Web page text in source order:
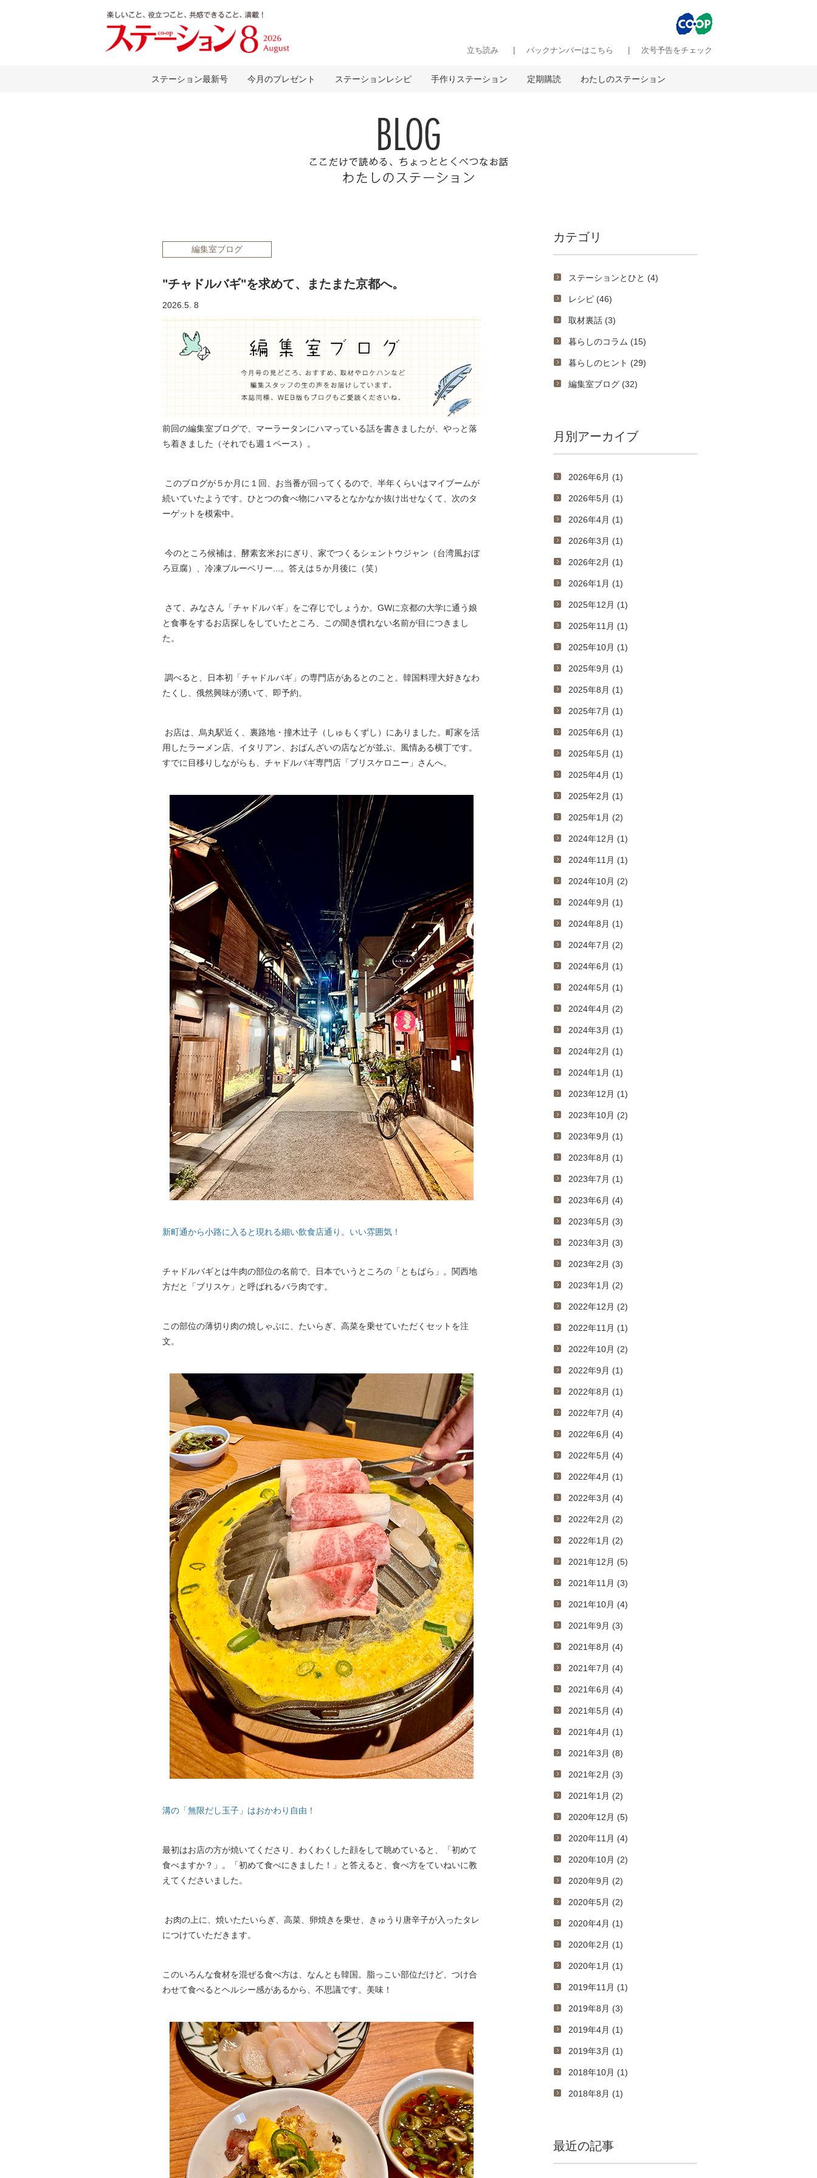
立ち読み バックナンバーはこちら 次号予告をチェック
ステーション最新号 今月のプレゼント ステーションレシピ 手作りステーション 定期購読 わたしのステーション
編集室ブログ
"チャドルバギ"を求めて、またまた京都へ。
2026.5. 8
前回の編集室ブログで、マーラータンにハマっている話を書きましたが、やっと落
ち着きました（それでも週１ペース）。
このブログが５か月に１回、お当番が回ってくるので、半年くらいはマイブームが
続いていたようです。ひとつの食べ物にハマるとなかなか抜け出せなくて、次のタ
ーゲットを模索中。
今のところ候補は、酵素玄米おにぎり、家でつくるシェントウジャン（台湾風おぼ
ろ豆腐）、冷凍ブルーベリー...。答えは５か月後に（笑）
さて、みなさん「チャドルバギ」をご存じでしょうか。 GWに京都の大学に通う娘
と食事をするお店探しをしていたところ、この聞き慣れない名前が目につきまし
た。
調べると、日本初「チャドルバギ」の専門店があるとのこと。韓国料理大好きなわ
たくし、俄然興味が湧いて、即予約。
お店は、烏丸駅近く、裏路地・撞木辻子（しゅもくずし）にありました。町家を活
用したラーメン店、イタリアン、おばんざいの店などが並ぶ、風情ある横丁です。
すでに目移りしながらも、チャドルバギ専門店「ブリスケロニー」さんへ。
新町通から小路に入ると現れる細い飲食店通り。いい雰囲気！
チャドルバギとは牛肉の部位の名前で、日本でいうところの「ともばら」。関西地
方だと「ブリスケ」と呼ばれるバラ肉です。
この部位の薄切り肉の焼しゃぶに、たいらぎ、高菜を乗せていただくセットを注
文。
溝の「無限だし玉子」はおかわり自由！
最初はお店の方が焼いてくださり、わくわくした顔をして眺めていると、「初めて
食べますか？」。「初めて食べにきました！」と答えると、食べ方をていねいに教
えてくださいました。
お肉の上に、焼いたたいらぎ、高菜、卵焼きを乗せ、きゅうり唐辛子が入ったタレ
につけていただきます。
このいろんな食材を混ぜる食べ方は、なんとも韓国。脂っこい部位だけど、つけ合
わせて食べるとヘルシー感があるから、不思議です。美味！
カテゴリ
ステーションとひと (4)
レシピ (46)
取材裏話 (3)
暮らしのコラム (15)
暮らしのヒント (29)
編集室ブログ (32)
月別アーカイブ
2026年6月 (1)
2026年5月 (1)
2026年4月 (1)
2026年3月 (1)
2026年2月 (1)
2026年1月 (1)
2025年12月 (1)
2025年11月 (1)
2025年10月 (1)
2025年9月 (1)
2025年8月 (1)
2025年7月 (1)
2025年6月 (1)
2025年5月 (1)
2025年4月 (1)
2025年2月 (1)
2025年1月 (2)
2024年12月 (1)
2024年11月 (1)
2024年10月 (2)
2024年9月 (1)
2024年8月 (1)
2024年7月 (2)
2024年6月 (1)
2024年5月 (1)
2024年4月 (2)
2024年3月 (1)
2024年2月 (1)
2024年1月 (1)
2023年12月 (1)
2023年10月 (2)
2023年9月 (1)
2023年8月 (1)
2023年7月 (1)
2023年6月 (4)
2023年5月 (3)
2023年3月 (3)
2023年2月 (3)
2023年1月 (2)
2022年12月 (2)
2022年11月 (1)
2022年10月 (2)
2022年9月 (1)
2022年8月 (1)
2022年7月 (4)
2022年6月 (4)
2022年5月 (4)
2022年4月 (1)
2022年3月 (4)
2022年2月 (2)
2022年1月 (2)
2021年12月 (5)
2021年11月 (3)
2021年10月 (4)
2021年9月 (3)
2021年8月 (4)
2021年7月 (4)
2021年6月 (4)
2021年5月 (4)
2021年4月 (1)
2021年3月 (8)
2021年2月 (3)
2021年1月 (2)
2020年12月 (5)
2020年11月 (4)
2020年10月 (2)
2020年9月 (2)
2020年5月 (2)
2020年4月 (1)
2020年2月 (1)
2020年1月 (1)
2019年11月 (1)
2019年8月 (3)
2019年4月 (1)
2019年3月 (1)
2018年10月 (1)
2018年8月 (1)
最近の記事